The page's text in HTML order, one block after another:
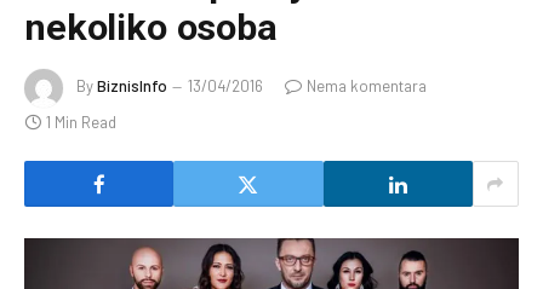
nekoliko osoba
ByBiznisInfo 13/04/2016
Nema komentara
1 Min Read